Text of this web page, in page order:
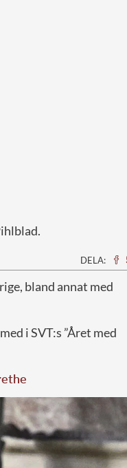
DELA:
bland annat med
i SVT:s ”Året med